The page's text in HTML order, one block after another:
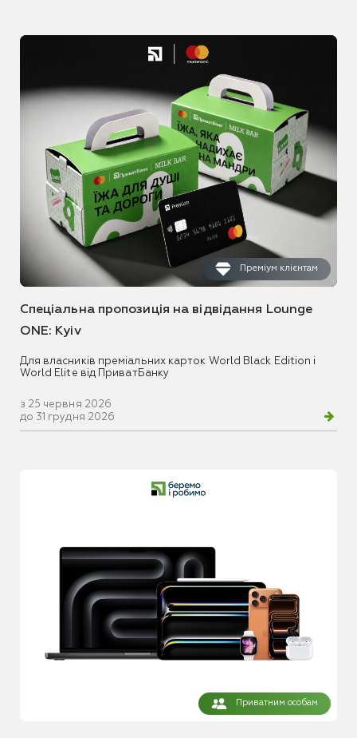
Преміум клієнтам
Спеціальна пропозиція на відвідання Lounge
ONE: Kyiv
Для власників преміальних карток World Black Edition і
World Elite від ПриватБанку
з 25 червня 2026
до 31 грудня 2026
Приватним особам